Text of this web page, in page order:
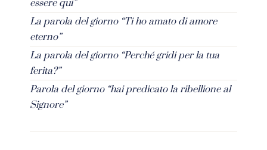
essere qui”
La parola del giorno “Ti ho amato di amore
eterno”
La parola del giorno “Perché gridi per la tua
ferita?”
Parola del giorno “hai predicato la ribellione al
Signore”